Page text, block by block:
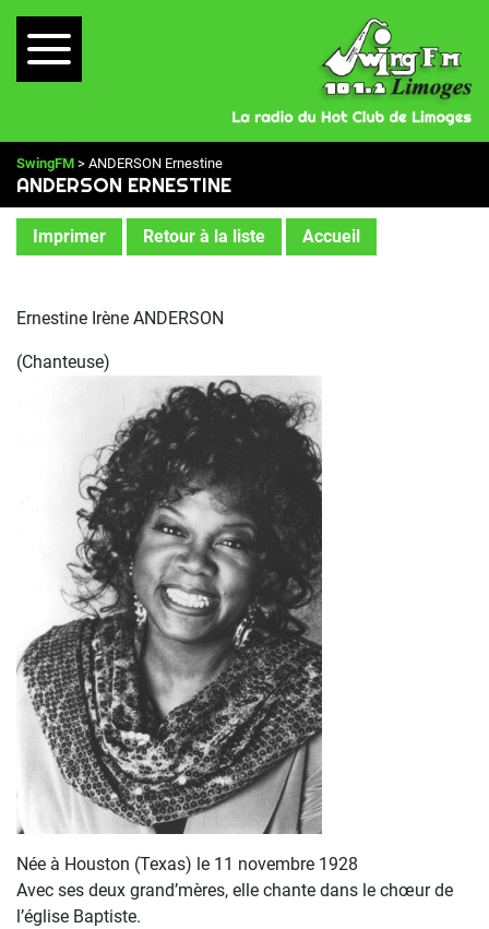
SwingFM > ANDERSON Ernestine
ANDERSON ERNESTINE
Imprimer Retour à la liste Accueil
Ernestine Irène ANDERSON
(Chanteuse)
Née à Houston (Texas) le 11 novembre 1928
Avec ses deux grand’mères, elle chante dans le chœur de
l’église Baptiste.